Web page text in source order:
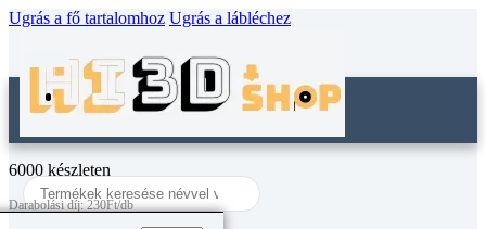
Ugrás a fő tartalomhoz Ugrás a lábléchez
Search
...
6000 készleten
Darabolási díj: 230Ft/db